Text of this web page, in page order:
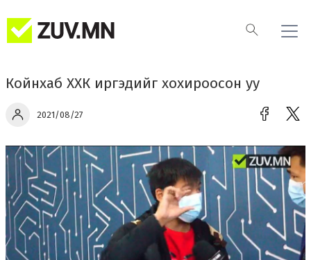
Койнхаб ХХК иргэдийг хохироосон уу
2021/08/27